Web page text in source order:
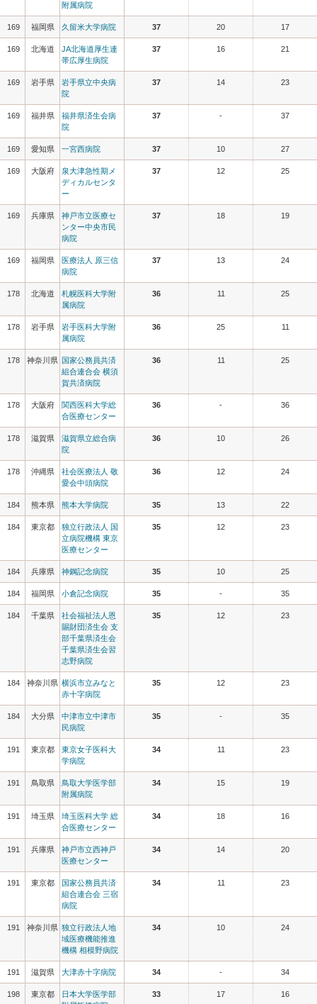
附属病院
169 福岡県 久留米大学病院 37 20 17
169 北海道
JA北海道厚生連
帯広厚生病院
37 16 21
169 岩手県
岩手県立中央病
院
37 14 23
169 福井県
福井県済生会病
院
37 - 37
169 愛知県 一宮西病院 37 10 27
169 大阪府
泉大津急性期メ
ディカルセンタ
ー
37 12 25
169 兵庫県
神戸市立医療セ
ンター中央市民
病院
37 18 19
169 福岡県
医療法人 原三信
病院
37 13 24
178 北海道
札幌医科大学附
属病院
36 11 25
178 岩手県
岩手医科大学附
属病院
36 25 11
178 神奈川県 国家公務員共済
組合連合会 横須
賀共済病院
36 11 25
178 大阪府
関西医科大学総
合医療センター
36 - 36
178 滋賀県
滋賀県立総合病
院
36 10 26
178 沖縄県
社会医療法人 敬
愛会中頭病院
36 12 24
184 熊本県 熊本大学病院 35 13 22
184 東京都
独立行政法人 国
立病院機構 東京
医療センター
35 12 23
184 兵庫県 神鋼記念病院 35 10 25
184 福岡県 小倉記念病院 35 - 35
184 千葉県
社会福祉法人恩
賜財団済生会 支
部千葉県済生会
千葉県済生会習
志野病院
35 12 23
184 神奈川県 横浜市立みなと
赤十字病院
35 12 23
184 大分県
中津市立中津市
民病院
35 - 35
191 東京都
東京女子医科大
学病院
34 11 23
191 鳥取県
鳥取大学医学部
附属病院
34 15 19
191 埼玉県
埼玉医科大学 総
合医療センター
34 18 16
191 兵庫県
神戸市立西神戸
医療センター
34 14 20
191 東京都
国家公務員共済
組合連合会 三宿
病院
34 11 23
191 神奈川県 独立行政法人地
域医療機能推進
機構 相模野病院
34 10 24
191 滋賀県 大津赤十字病院 34 - 34
198 東京都
日本大学医学部
33 17 16